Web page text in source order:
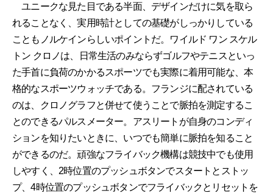
ユニークな見た目である半面、デザインだけに気を取ら
れることなく、実用時計としての基礎がしっかりしている
こともノルケインらしいポイントだ。ワイルド ワン スケル
トン クロノは、日常生活のみならずゴルフやテニスといっ
た手首に負荷のかかるスポーツでも実際に着用可能な、本
格的なスポーツウォッチである。フランジに配されている
のは、クロノグラフと併せて使うことで脈拍を測定するこ
とのできるパルスメーター。アスリートが自身のコンディ
ションを知りたいときに、いつでも簡単に脈拍を知ること
ができるのだ。頑強なフライバック機構は競技中でも使用
しやすく、2時位置のプッシュボタンでスタートとストッ
プ、4時位置のプッシュボタンでフライバックとリセットを